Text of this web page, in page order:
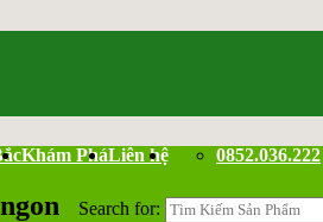
Khám PháLiên hệ 0852.036.222
Search for: